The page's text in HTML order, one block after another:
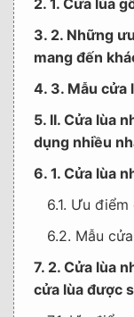
3. 2. Những
mang đến
4. 3. Mẫu cửa
5. II. Cửa lùa
dụng nhiều
6. 1. Cửa lùa
6.1. Ưu
6.2. Mẫu
7. 2. Cửa lùa
cửa lùa được